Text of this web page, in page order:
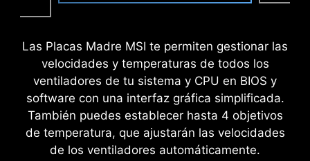
Las Placas Madre MSI te permiten gestionar las
velocidades y temperaturas de todos los
ventiladores de tu sistema y CPU en BIOS y
software con una interfaz gráfica simplificada.
También puedes establecer hasta 4 objetivos
de temperatura, que ajustarán las velocidades
de los ventiladores automáticamente.
Performance Switch combina las ventajas del
PBO (Precision Boost Overdrive) por defecto de
AMD y los ajustes de OC propios de MSI,
proporcionando un mayor rendimiento de la
CPU en ambos estados, mononúcleo y